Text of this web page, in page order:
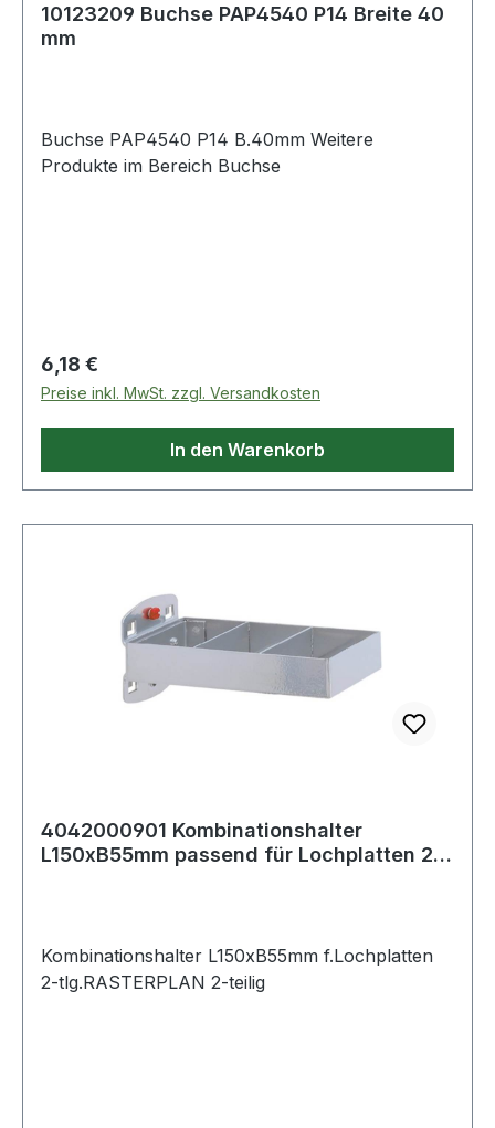
10123209 Buchse PAP4540 P14 Breite 40
mm
Buchse PAP4540 P14 B.40mm Weitere
Produkte im Bereich Buchse
Regulärer Preis:
6,18 €
Preise inkl. MwSt. zzgl. Versandkosten
In den Warenkorb
4042000901 Kombinationshalter
L150xB55mm passend für Lochplatten 2-
Kombinationshalter L150xB55mm f.Lochplatten
2-tlg.RASTERPLAN 2-teilig